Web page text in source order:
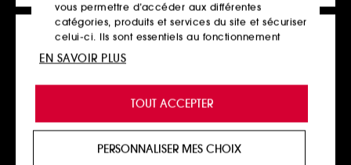
MAISON FRANCIS
KURKDJIAN
Extrait de parfum
À partir de235,00€
Ajouter au panier
TOM FORD
Soleil Blanc
3 contenances disponibles
Ajouter au panier
vous permettre d’accéder aux différentes
catégories, produits et services du site et sécuriser
celui-ci. Ils sont essentiels au fonctionnement
technique du site et ne peuvent être désactivés.
de vous offrir une expérience enrichie et
personnalisée en vous recommandant des
produits, des services et des contenus qui
proposer des offres promotionnelles adaptées à
TOUT ACCEPTER
PERSONNALISER MES CHOIX
EN SAVOIR PLUS